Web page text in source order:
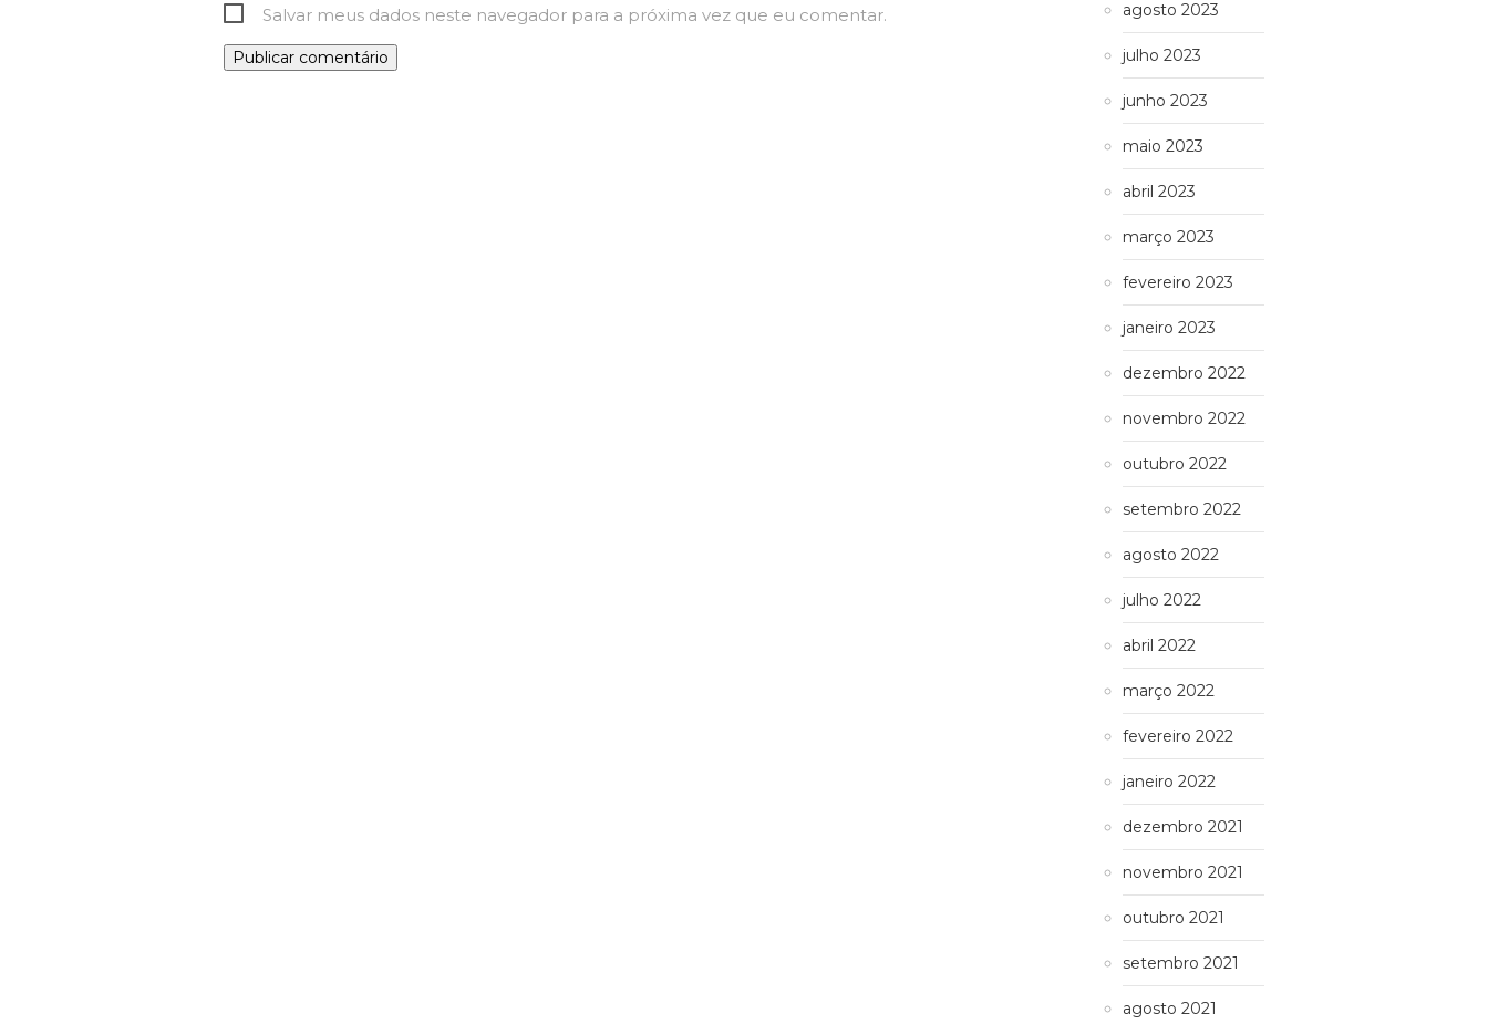
Salvar meus dados neste navegador para a próxima vez que eu comentar. agosto 2023
julho 2023
junho 2023
maio 2023
abril 2023
março 2023
fevereiro 2023
janeiro 2023
dezembro 2022
novembro 2022
outubro 2022
setembro 2022
agosto 2022
julho 2022
abril 2022
março 2022
fevereiro 2022
janeiro 2022
dezembro 2021
novembro 2021
outubro 2021
setembro 2021
agosto 2021